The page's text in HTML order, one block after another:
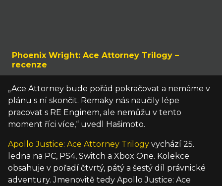
Phoenix Wright: Ace Attorney Trilogy –
recenze
„Ace Attorney bude pořád pokračovat a nemáme v
plánu s ní skončit. Remaky nás naučily lépe
pracovat s RE Enginem, ale nemůžu v tento
moment říci více,“ uvedl Hašimoto.
Apollo Justice: Ace Attorney Trilogy vychází 25.
ledna na PC, PS4, Switch a Xbox One. Kolekce
obsahuje v pořadí čtvrtý, pátý a šestý díl právnické
adventury. Jmenovitě tedy Apollo Justice: Ace